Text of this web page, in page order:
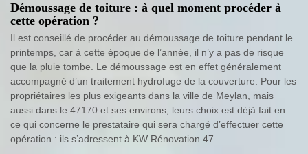
Démoussage de toiture : à quel moment procéder à
cette opération ?
Il est conseillé de procéder au démoussage de toiture pendant le
printemps, car à cette époque de l’année, il n’y a pas de risque
que la pluie tombe. Le démoussage est en effet généralement
accompagné d’un traitement hydrofuge de la couverture. Pour les
propriétaires les plus exigeants dans la ville de Meylan, mais
aussi dans le 47170 et ses environs, leurs choix est déjà fait en
ce qui concerne le prestataire qui sera chargé d’effectuer cette
opération : ils s’adressent à KW Rénovation 47.